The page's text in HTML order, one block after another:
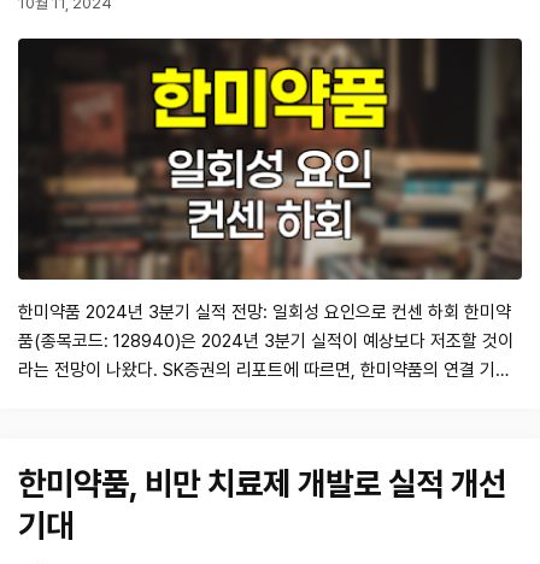
한미약품 2024년 3분기 실적 전망: 일회성 요인으로 컨센 하회 한미약
품(종목코드: 128940)은 2024년 3분기 실적이 예상보다 저조할 것이
라는 전망이 나왔다. SK증권의 리포트에 따르면, 한미약품의 연결 기준
수 영향…
한미약품, 비만 치료제 개발로 실적 개선
기대